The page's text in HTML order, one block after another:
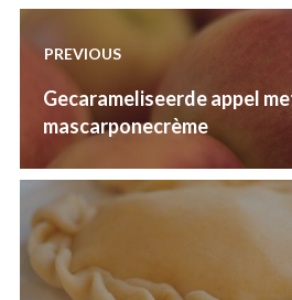
navigation
PREVIOUS
Previous
Gecarameliseerde appel
mascarponecrème